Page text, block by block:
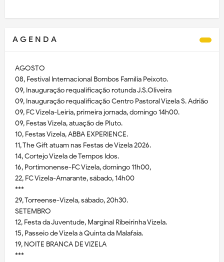
A G E N D A
AGOSTO
08, Festival Internacional Bombos Família Peixoto.
09, Inauguração requalificação rotunda J.S.Oliveira
09, Inauguração requalificação Centro Pastoral Vizela S. Adrião
09, FC Vizela-Leiria, primeira jornada, domingo 14h00.
09, Festas Vizela, atuação de Pluto.
10, Festas Vizela, ABBA EXPERIENCE.
11, The Gift atuam nas Festas de Vizela 2026.
14, Cortejo Vizela de Tempos Idos.
16, Portimonense-FC Vizela, domingo 11h00,
22, FC Vizela-Amarante, sábado, 14h00
***
29, Torreense-Vizela, sábado, 20h30.
SETEMBRO
12, Festa da Juventude, Marginal Ribeirinha Vizela.
15, Passeio de Vizela à Quinta da Malafaia.
19, NOITE BRANCA DE VIZELA
***